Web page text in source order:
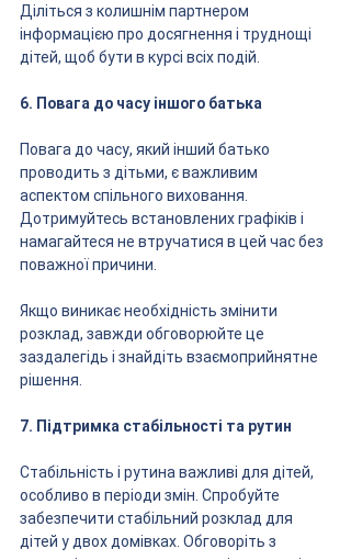
Діліться з колишнім партнером
інформацією про досягнення і труднощі
дітей, щоб бути в курсі всіх подій.
6. Повага до часу іншого батька
Повага до часу, який інший батько
проводить з дітьми, є важливим
аспектом спільного виховання.
Дотримуйтесь встановлених графіків і
намагайтеся не втручатися в цей час без
поважної причини.
Якщо виникає необхідність змінити
розклад, завжди обговорюйте це
заздалегідь і знайдіть взаємоприйнятне
рішення.
7. Підтримка стабільності та рутин
Стабільність і рутина важливі для дітей,
особливо в періоди змін. Спробуйте
забезпечити стабільний розклад для
дітей у двох домівках. Обговоріть з